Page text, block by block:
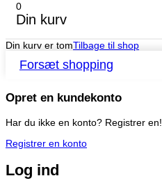
0
Din kurv
Din kurv er tomTilbage til shop
Forsæt shopping
Opret en kundekonto
Har du ikke en konto? Registrer en!
Registrer en konto
Log ind